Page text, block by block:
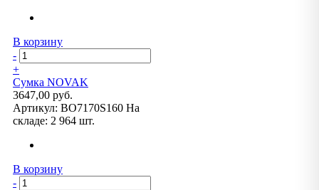
В корзину
-
+
Сумка NOVAK
3647,00 руб.
Артикул: BO7170S160 На
складе: 2 964 шт.
В корзину
-